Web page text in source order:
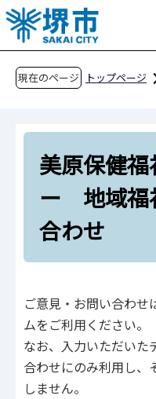
こ
の
ペ
現在のページ
トップページ
美原保健
ー 地域福
合わせ
ご意見・お問い合わせ
ムをご利用ください。
なお、入力いただいた
合わせにのみ利用し、
しません。